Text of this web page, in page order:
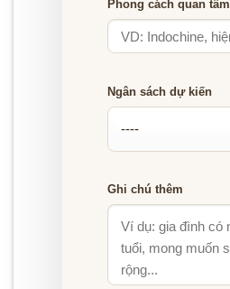
Phong cách quan tâm
Ngân sách dự kiến
Ghi chú thêm